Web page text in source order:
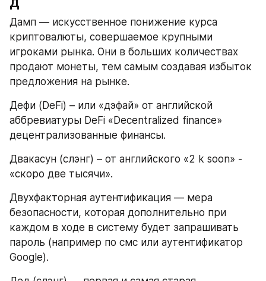
Д
Дамп — искусственное понижение курса
криптовалюты, совершаемое крупными
игроками рынка. Они в больших количествах
продают монеты, тем самым создавая избыток
предложения на рынке.
Дефи (DeFi) – или «дэфай» от английской
аббревиатуры DeFi «Decentralized finance»
децентрализованные финансы.
Двакасун (слэнг) – от английского «2 k soon» -
«скоро две тысячи».
Двухфакторная аутентификация — мера
безопасности, которая дополнительно при
каждом в ходе в систему будет запрашивать
пароль (например по смс или аутентификатор
Google).